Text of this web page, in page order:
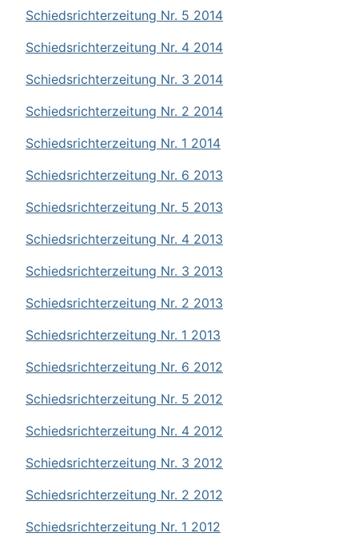
Schiedsrichterzeitung Nr. 5 2014
Schiedsrichterzeitung Nr. 4 2014
Schiedsrichterzeitung Nr. 3 2014
Schiedsrichterzeitung Nr. 2 2014
Schiedsrichterzeitung Nr. 1 2014
Schiedsrichterzeitung Nr. 6 2013
Schiedsrichterzeitung Nr. 5 2013
Schiedsrichterzeitung Nr. 4 2013
Schiedsrichterzeitung Nr. 3 2013
Schiedsrichterzeitung Nr. 2 2013
Schiedsrichterzeitung Nr. 1 2013
Schiedsrichterzeitung Nr. 6 2012
Schiedsrichterzeitung Nr. 5 2012
Schiedsrichterzeitung Nr. 4 2012
Schiedsrichterzeitung Nr. 3 2012
Schiedsrichterzeitung Nr. 2 2012
Schiedsrichterzeitung Nr. 1 2012